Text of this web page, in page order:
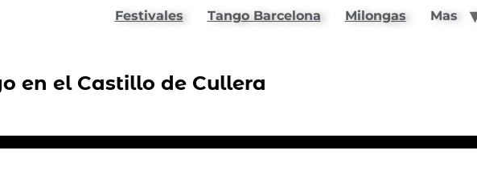
Festivales Tango Barcelona Milongas Mas
en el Castillo de Cullera